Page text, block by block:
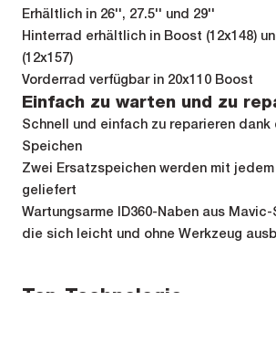
Erhältlich in 26'', 27.5'' und 29''
Hinterrad erhältlich in Boost (12x148)
(12x157)
Vorderrad verfügbar in 20x110 Boost
Einfach zu warten und zu
Schnell und einfach zu reparieren
Speichen
Zwei Ersatzspeichen werden mit
geliefert
Wartungsarme ID360-Naben aus
die sich leicht und ohne Werkzeug
Top-Technologie